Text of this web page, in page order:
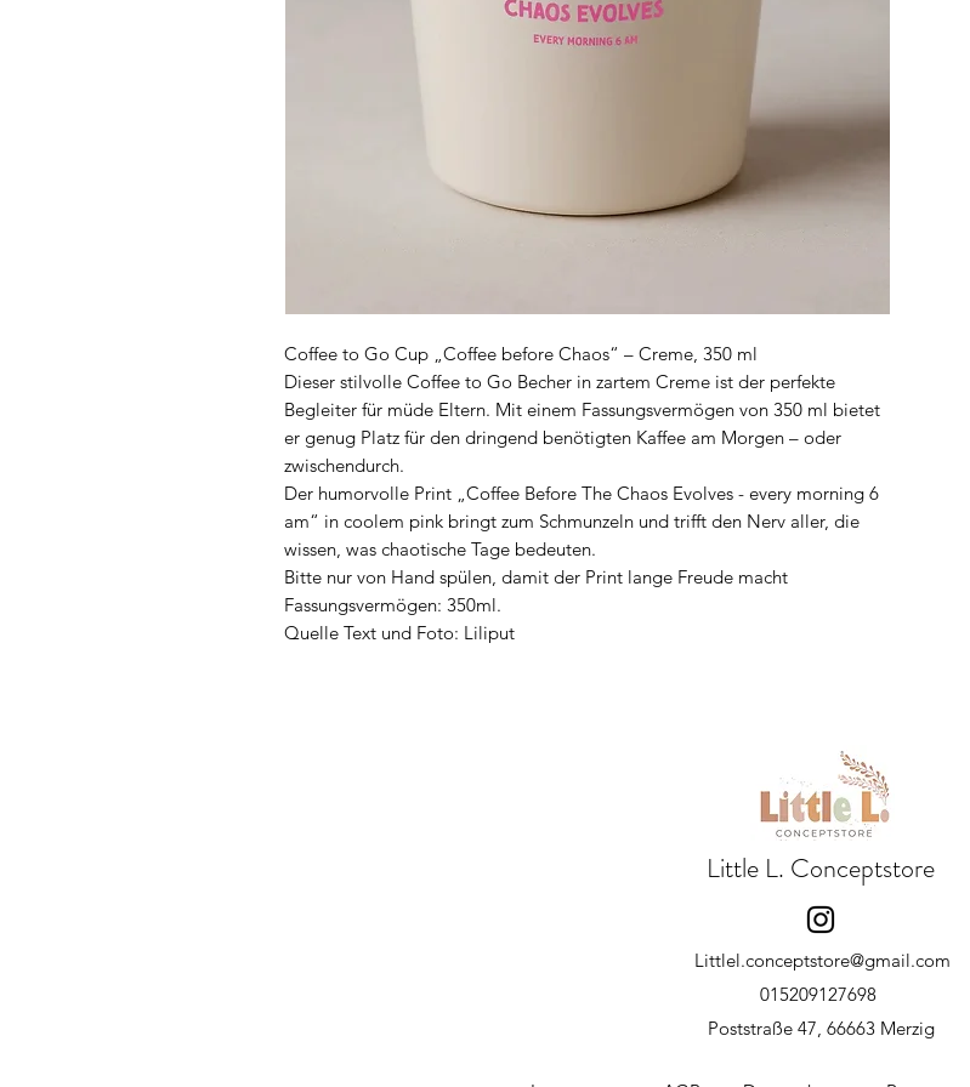
Coffee to Go Cup „Coffee before Chaos“ – Creme, 350 ml
Dieser stilvolle Coffee to Go Becher in zartem Creme ist der perfekte
Begleiter für müde Eltern. Mit einem Fassungsvermögen von 350 ml bietet
er genug Platz für den dringend benötigten Kaffee am Morgen – oder
zwischendurch.
Der humorvolle Print „Coffee Before The Chaos Evolves - every morning 6
am“ in coolem pink bringt zum Schmunzeln und trifft den Nerv aller, die
wissen, was chaotische Tage bedeuten.
Bitte nur von Hand spülen, damit der Print lange Freude macht
Fassungsvermögen: 350ml.
Quelle Text und Foto: Liliput
Little L. Conceptstore
Littlel.conceptstore@gmail.com
015209127698
Poststraße 47, 66663 Merzig